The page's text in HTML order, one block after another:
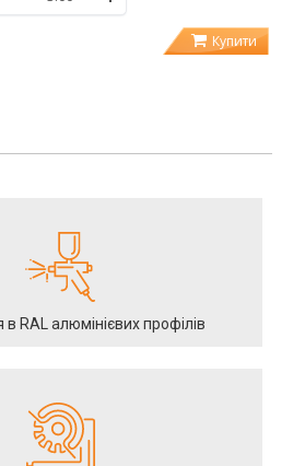
Купити
RAL алюмінієвих профілів